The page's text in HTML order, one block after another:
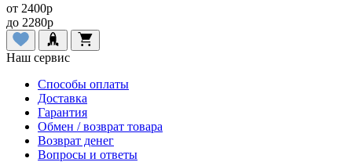
от 2400p
до 2280p
Наш сервис
Способы оплаты
Доставка
Гарантия
Обмен / возврат товара
Возврат денег
Вопросы и ответы